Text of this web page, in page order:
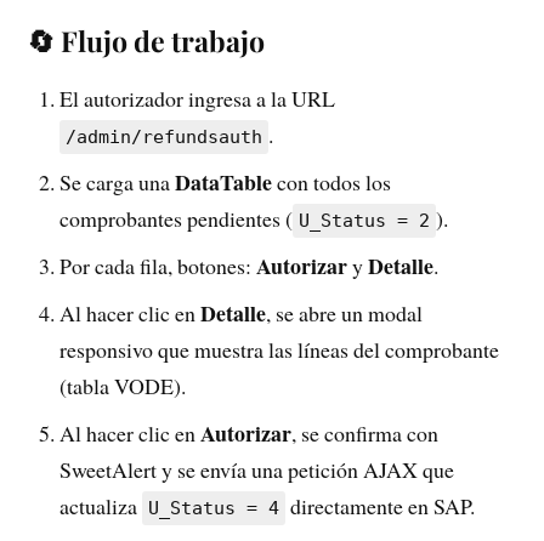
🔄 Flujo de trabajo
El autorizador ingresa a la URL
/admin/refundsauth .
Se carga unaDataTablecon todos los
comprobantes pendientes ( U_Status = 2 ).
Por cada fila, botones: AutorizaryDetalle.
Al hacer clic enDetalle, se abre un modal
responsivo que muestra las líneas del comprobante
(tabla VODE).
Al hacer clic en Autorizar, se confirma con
SweetAlert y se envía una petición AJAX que
actualiza U_Status = 4 directamente en SAP.